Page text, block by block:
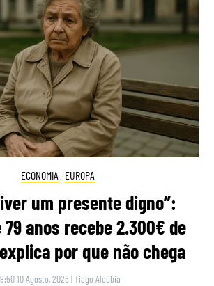
ECONOMIA , EUROPA
um presente digno”:
anos recebe 2.300€ de
por que não chega
10 Agosto, 2026 |Tiago Alcobia